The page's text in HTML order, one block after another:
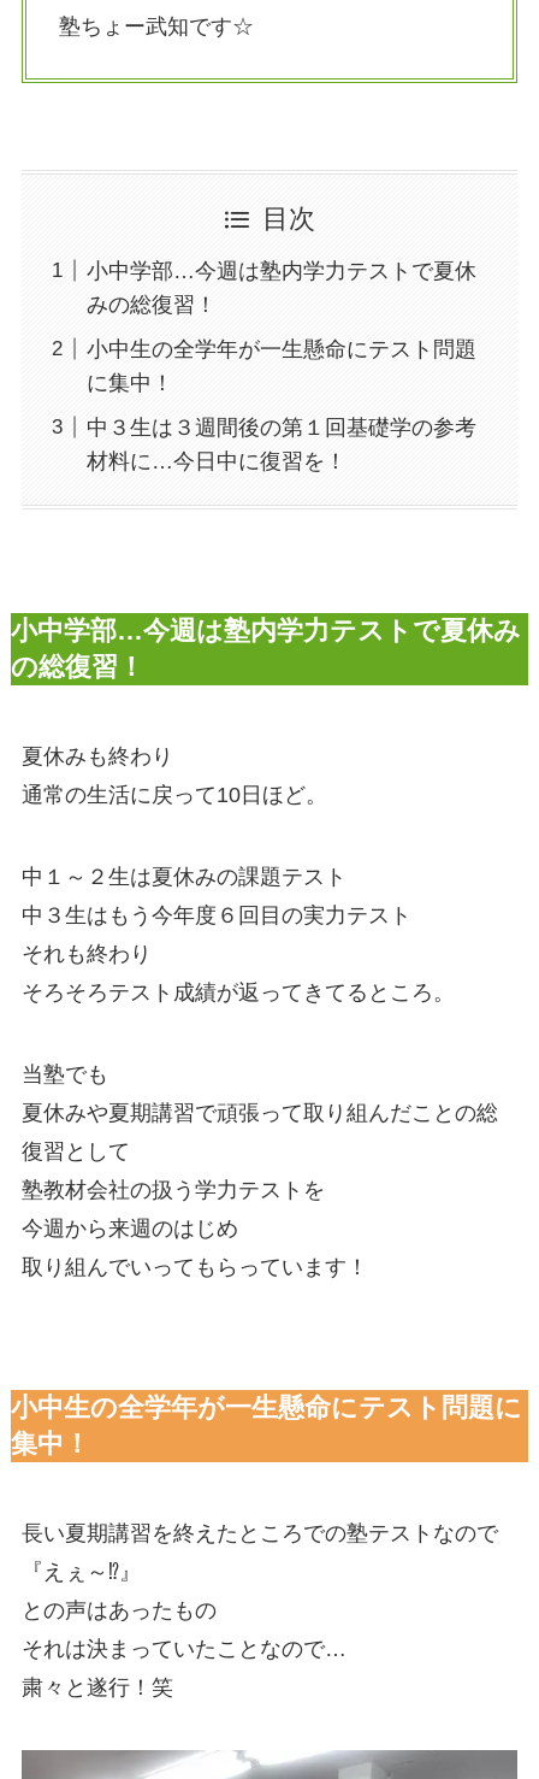
塾ちょー武知です☆
目次
小中学部…今週は塾内学力テストで夏休
みの総復習！
小中生の全学年が一生懸命にテスト問題
に集中！
中３生は３週間後の第１回基礎学の参考
材料に…今日中に復習を！
小中学部…今週は塾内学力テストで夏休み
の総復習！
夏休みも終わり
通常の生活に戻って10日ほど。
中１～２生は夏休みの課題テスト
中３生はもう今年度６回目の実力テスト
それも終わり
そろそろテスト成績が返ってきてるところ。
当塾でも
夏休みや夏期講習で頑張って取り組んだことの総
復習として
塾教材会社の扱う学力テストを
今週から来週のはじめ
取り組んでいってもらっています！
小中生の全学年が一生懸命にテスト問題に
集中！
長い夏期講習を終えたところでの塾テストなので
『えぇ～⁉』
との声はあったもの
それは決まっていたことなので…
粛々と遂行！笑